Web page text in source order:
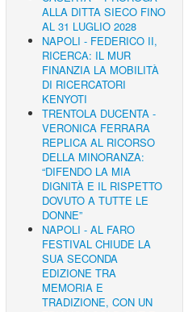
ALLA DITTA SIECO FINO
AL 31 LUGLIO 2028
NAPOLI - FEDERICO II,
RICERCA: IL MUR
FINANZIA LA MOBILITÀ
DI RICERCATORI
KENYOTI
TRENTOLA DUCENTA -
VERONICA FERRARA
REPLICA AL RICORSO
DELLA MINORANZA:
“DIFENDO LA MIA
DIGNITÀ E IL RISPETTO
DOVUTO A TUTTE LE
DONNE”
NAPOLI - AL FARO
FESTIVAL CHIUDE LA
SUA SECONDA
EDIZIONE TRA
MEMORIA E
TRADIZIONE, CON UN